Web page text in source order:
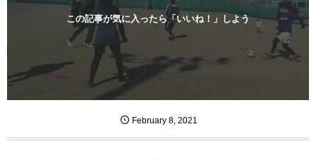
この記事が気に入ったら「いいね！」しよう
February 8 ,2021